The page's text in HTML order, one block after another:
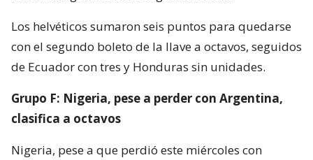
Los helvéticos sumaron seis puntos para quedarse
con el segundo boleto de la llave a octavos, seguidos
de Ecuador con tres y Honduras sin unidades.
Grupo F: Nigeria, pese a perder con Argentina,
clasifica a octavos
Nigeria, pese a que perdió este miércoles con